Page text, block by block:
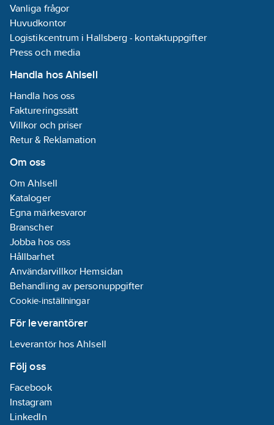
Vanliga frågor
Huvudkontor
Logistikcentrum i Hallsberg - kontaktuppgifter
Press och media
Handla hos Ahlsell
Handla hos oss
Faktureringssätt
Villkor och priser
Retur & Reklamation
Om oss
Om Ahlsell
Kataloger
Egna märkesvaror
Branscher
Jobba hos oss
Hållbarhet
Användarvillkor Hemsidan
Behandling av personuppgifter
Cookie-inställningar
För leverantörer
Leverantör hos Ahlsell
Följ oss
Facebook
Instagram
LinkedIn